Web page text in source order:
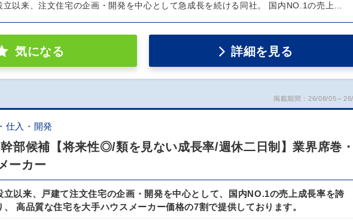
立以来、注文住宅の企画・開発を中心として急成長を続ける同社。 国内NO.1の売上…
気になる 詳細を見る
掲載期間：26/08/05～
仕入・開発
部候補【将来性◎/類を見ない成長率/週休二日制】業界席巻
ーカー
立以来、戸建て注文住宅の企画・開発を中心として、国内NO.1の売上成長率を誇
、 高品質な住宅を大手ハウスメーカー価格の7割で提供しております。